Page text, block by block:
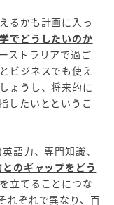
るかも計画に入っ
でどうしたいのか
ストラリアで過ご
ビジネスでも使え
ょうし、将来的に
したいとというこ
語力、専門知識、
のギャップをどう
立てることにつな
れぞれで異なり、百